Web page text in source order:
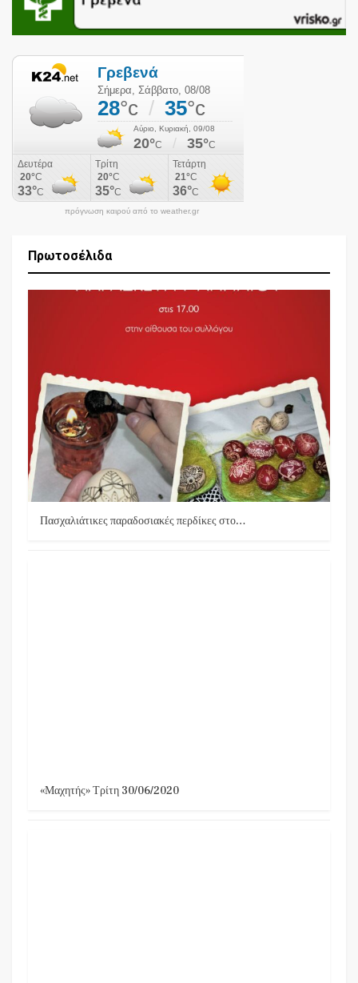
πρόγνωση καιρού από το weather.gr
Πρωτοσέλιδα
Πασχαλιάτικες παραδοσιακές περδίκες στο…
«Μαχητής» Τρίτη 30/06/2020